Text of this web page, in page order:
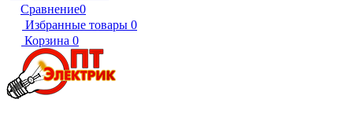
Сравнение0
Избранные товары 0
Корзина 0